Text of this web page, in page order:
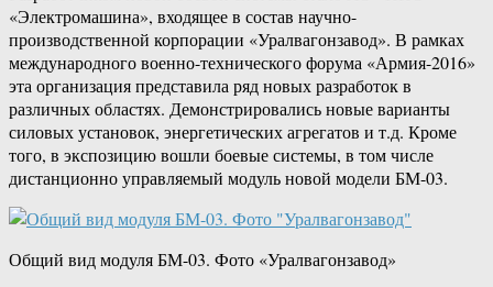
«Электромашина», входящее в состав научно-
производственной корпорации «Уралвагонзавод». В рамках
международного военно-технического форума «Армия-2016»
эта организация представила ряд новых разработок в
различных областях. Демонстрировались новые варианты
силовых установок, энергетических агрегатов и т.д. Кроме
того, в экспозицию вошли боевые системы, в том числе
дистанционно управляемый модуль новой модели БМ-03.
Общий вид модуля БМ-03. Фото «Уралвагонзавод»